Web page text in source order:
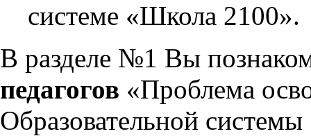
системе «Школа 2100».
В разделе №1 Вы
педагогов «Проблема
Образовательной